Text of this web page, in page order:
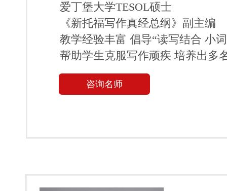
爱丁堡大学TESOL硕士
《新托福写作真经总纲》副主编
教学经验丰富 倡导“读写结合 小
帮助学生克服写作顽疾 培养出多
咨询名师